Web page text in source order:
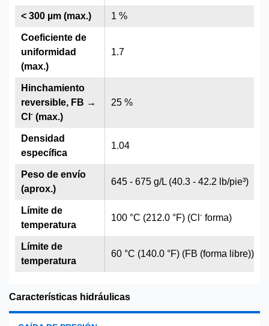
1 %
1.7
25 %
1.04
645 - 675 g/L (40.3 - 42.2 lb/pie³)
100 °C (212.0 °F) (Cl - forma)
60 °C (140.0 °F) (FB (forma libre))
< 300 µm (max.)
Coeficiente de
uniformidad
(max.)
Hinchamiento
reversible, FB →
Cl - (max.)
Densidad
específica
Peso de envío
(aprox.)
Límite de
temperatura
Límite de
temperatura
Características hidráulicas